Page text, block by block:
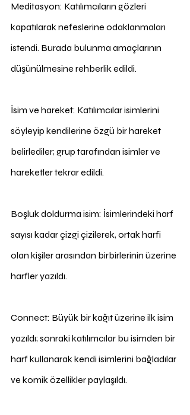
Meditasyon: Katılımcıların gözleri
kapatılarak nefeslerine odaklanmaları
istendi. Burada bulunma amaçlarının
düşünülmesine rehberlik edildi.
İsim ve hareket: Katılımcılar isimlerini
söyleyip kendilerine özgü bir hareket
belirlediler; grup tarafından isimler ve
hareketler tekrar edildi.
Boşluk doldurma isim: İsimlerindeki harf
sayısı kadar çizgi çizilerek, ortak harfi
olan kişiler arasından birbirlerinin üzerine
harfler yazıldı.
Connect: Büyük bir kağıt üzerine ilk isim
yazıldı; sonraki katılımcılar bu isimden bir
harf kullanarak kendi isimlerini bağladılar
ve komik özellikler paylaşıldı.